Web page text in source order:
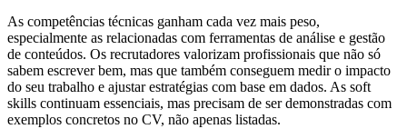
As competências técnicas ganham cada vez mais peso,
especialmente as relacionadas com ferramentas de análise e gestão
de conteúdos. Os recrutadores valorizam profissionais que não só
sabem escrever bem, mas que também conseguem medir o impacto
do seu trabalho e ajustar estratégias com base em dados. As soft
skills continuam essenciais, mas precisam de ser demonstradas com
exemplos concretos no CV, não apenas listadas.